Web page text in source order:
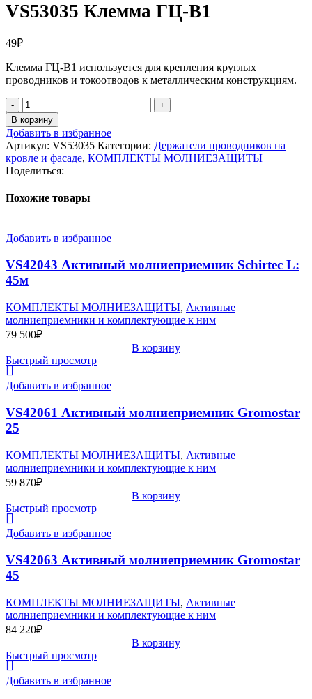
VS53035 Клемма ГЦ-В1
49₽
Клемма ГЦ-В1 используется для крепления круглых
проводников и токоотводов к металлическим конструкциям.
Количество
товара
VS53035
Клемма
ГЦ-
В1
В корзину
Добавить в избранное
Артикул: VS53035 Категории: Держатели проводников на
кровле и фасаде, КОМПЛЕКТЫ МОЛНИЕЗАЩИТЫ
Поделиться:
Похожие товары
Добавить в избранное
VS42043 Активный молниеприемник Schirtec L:
45м
КОМПЛЕКТЫ МОЛНИЕЗАЩИТЫ, Активные
молниеприемники и комплектующие к ним
79 500₽
В корзину
Быстрый просмотр
Добавить в избранное
VS42061 Активный молниеприемник Gromostar
25
КОМПЛЕКТЫ МОЛНИЕЗАЩИТЫ, Активные
молниеприемники и комплектующие к ним
59 870₽
В корзину
Быстрый просмотр
Добавить в избранное
VS42063 Активный молниеприемник Gromostar
45
КОМПЛЕКТЫ МОЛНИЕЗАЩИТЫ, Активные
молниеприемники и комплектующие к ним
84 220₽
В корзину
Быстрый просмотр
Добавить в избранное